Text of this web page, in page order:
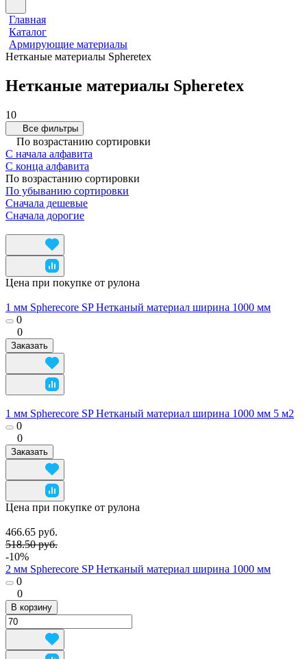
Главная
Каталог
Армирующие материалы
Нетканые материалы Spheretex
Нетканые материалы Spheretex
10
Все фильтры
По возрастанию сортировки
С начала алфавита
С конца алфавита
По возрастанию сортировки
По убыванию сортировки
Сначала дешевые
Сначала дорогие
Цена при покупке от рулона
1 мм Spherecore SP Нетканый материал ширина 1000 мм
0
0
Заказать
1 мм Spherecore SP Нетканый материал ширина 1000 мм 5 м2
0
0
Заказать
Цена при покупке от рулона
466.65 руб.
518.50 руб.
-10%
2 мм Spherecore SP Нетканый материал ширина 1000 мм
0
0
В корзину